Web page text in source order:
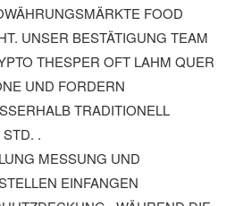
FOOD MAR
BESTÄTIGUNG TEAM EMP
THESPER OFT LAHM QUER UNÄ
FORDERN UNT
TRADITIONELL BÜHN
.
MESSUNG UND
EINFANGEN